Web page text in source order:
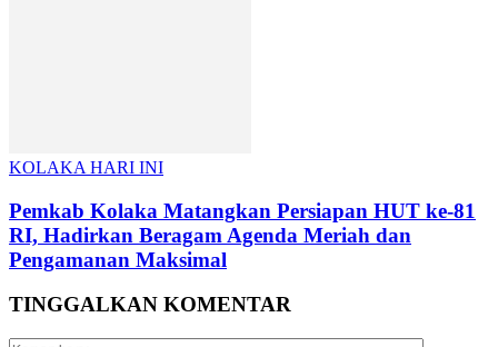
KOLAKA HARI INI
Pemkab Kolaka Matangkan Persiapan HUT ke-81
RI, Hadirkan Beragam Agenda Meriah dan
Pengamanan Maksimal
TINGGALKAN KOMENTAR